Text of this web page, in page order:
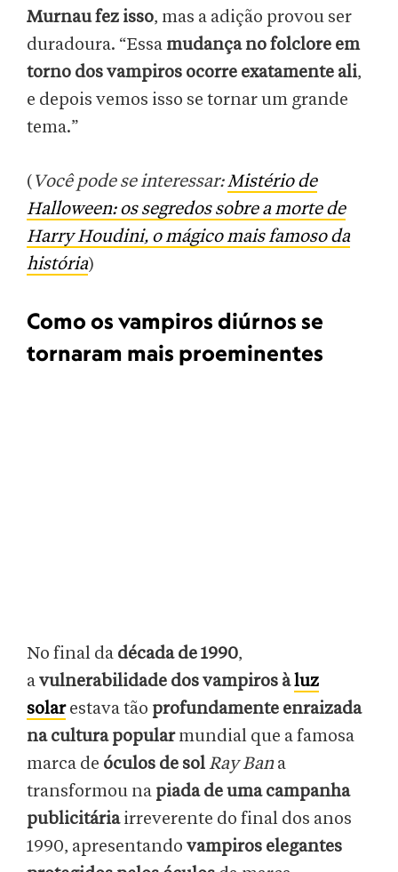
Murnau fez isso, mas a adição provou ser
duradoura. “Essa mudança no folclore em
torno dos vampiros ocorre exatamente ali,
e depois vemos isso se tornar um grande
tema.”
( Você pode se interessar:Mistério de
Halloween: os segredos sobre a morte de
Harry Houdini, o mágico mais famoso da
história)
Como os vampiros diúrnos se
tornaram mais proeminentes
No final da década de 1990,
avulnerabilidade dos vampiros àluz
solar estava tão profundamente enraizada
na cultura popularmundial que a famosa
marca de óculos de solRay Bana
transformou na piada de uma campanha
publicitáriairreverente do final dos anos
1990, apresentando vampiros elegantes